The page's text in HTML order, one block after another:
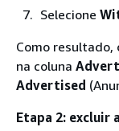
Selecione
Como resultado,
na coluna
Advertised
Etapa 2: excluir